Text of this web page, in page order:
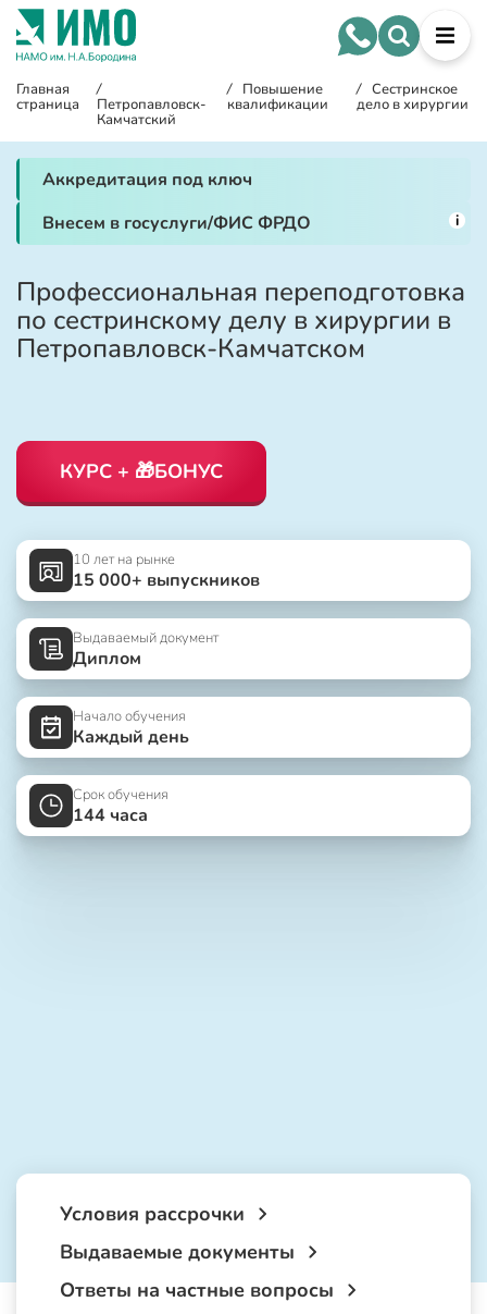
Главная
страница
/
Петропавловск-
Камчатский
/ Повышение
квалификации
/ Сестринское
дело в хирургии
Аккредитация под ключ
Внесем в госуслуги/ФИС ФРДО
i
Профессиональная переподготовка
по сестринскому делу в хирургии в
Петропавловск-Камчатском
КУРС + 🎁БОНУС
10 лет на рынке
15 000+ выпускников
Выдаваемый документ
Диплом
Начало обучения
Каждый день
Срок обучения
144 часа
Условия рассрочки
Выдаваемые документы
Ответы на частные вопросы